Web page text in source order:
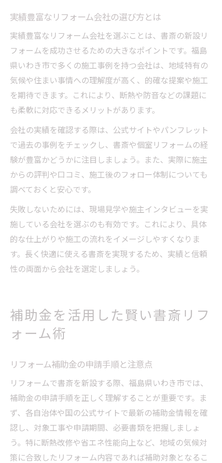
実績豊富なリフォーム会社の選び方とは
実績豊富なリフォーム会社を選ぶことは、書斎の新設リ
フォームを成功させるための大きなポイントです。福島
県いわき市で多くの施工事例を持つ会社は、地域特有の
気候や住まい事情への理解度が高く、的確な提案や施工
を期待できます。これにより、断熱や防音などの課題に
も柔軟に対応できるメリットがあります。
会社の実績を確認する際は、公式サイトやパンフレット
で過去の事例をチェックし、書斎や個室リフォームの経
験が豊富かどうかに注目しましょう。また、実際に施主
からの評判や口コミ、施工後のフォロー体制についても
調べておくと安心です。
失敗しないためには、現場見学や施主インタビューを実
施している会社を選ぶのも有効です。これにより、具体
的な仕上がりや施工の流れをイメージしやすくなりま
す。長く快適に使える書斎を実現するため、実績と信頼
性の両面から会社を選定しましょう。
補助金を活用した賢い書斎リフ
ォーム術
リフォーム補助金の申請手順と注意点
リフォームで書斎を新設する際、福島県いわき市では、
補助金の申請手順を正しく理解することが重要です。ま
ず、各自治体や国の公式サイトで最新の補助金情報を確
認し、対象工事や申請期間、必要書類を把握しましょ
う。特に断熱改修や省エネ性能向上など、地域の気候対
策に合致したリフォーム内容であれば補助対象となるこ